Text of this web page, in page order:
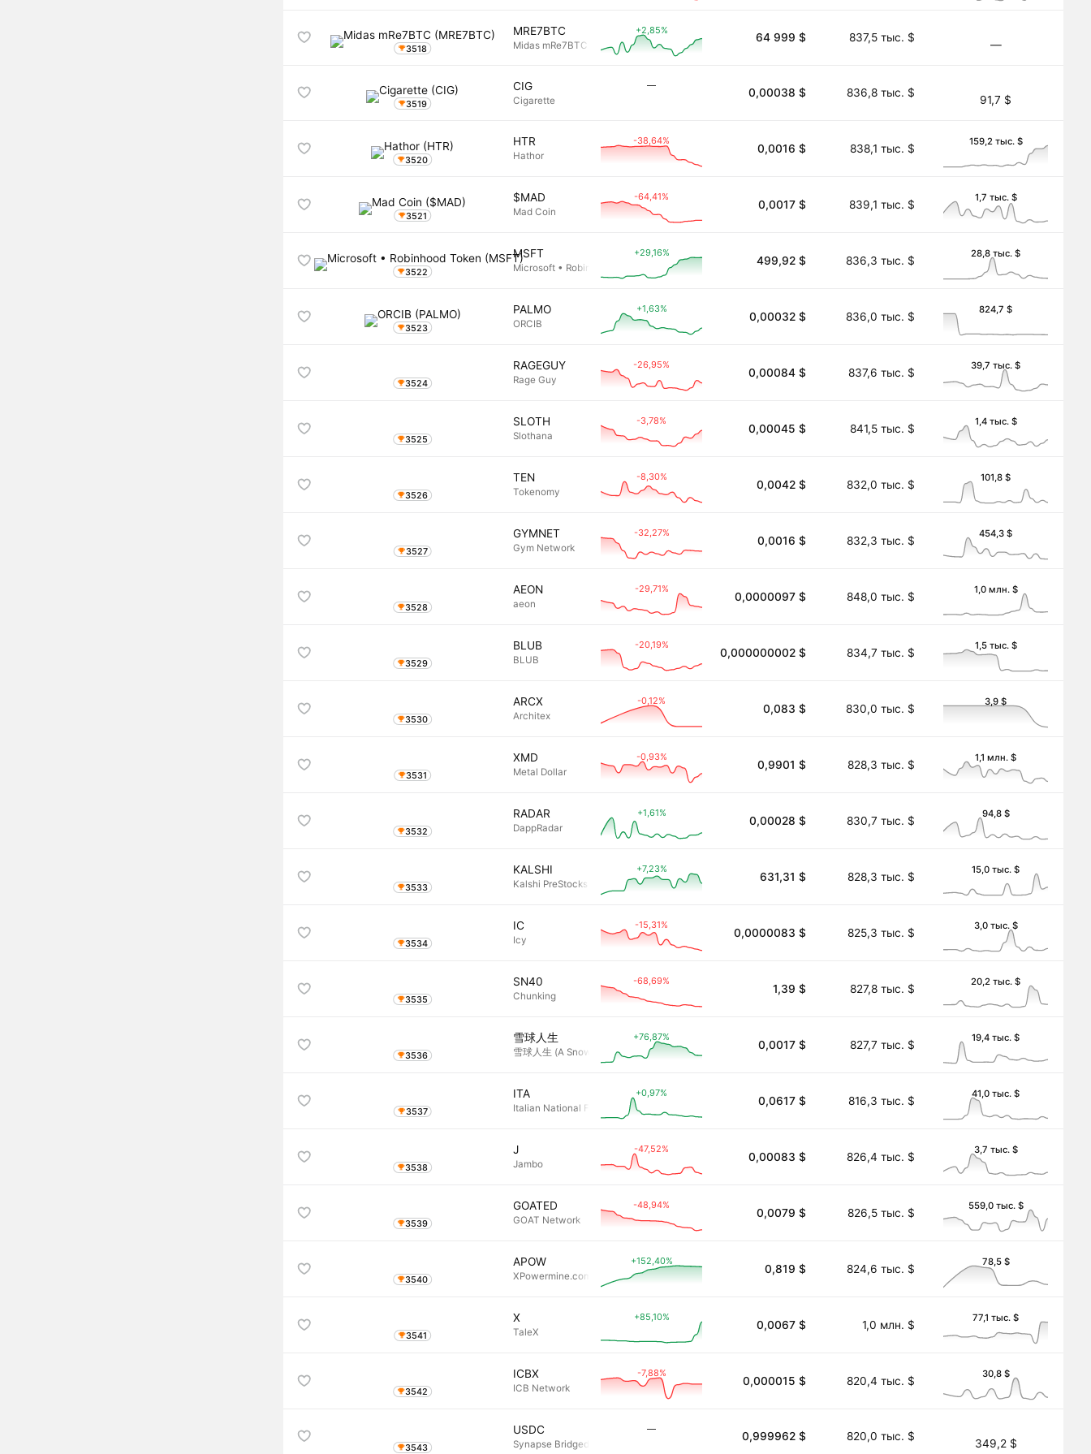
3518
MRE7BTC
Midas mRe7BTC
+2,85%
64 999 $ 837,5 тыс. $
―
3519
CIG
Cigarette
―
0,00038 $ 836,8 тыс. $
91,7 $
3520
HTR
Hathor
-38,64%
0,0016 $ 838,1 тыс. $
159,2 тыс. $
3521
$MAD
Mad Coin
-64,41%
0,0017 $ 839,1 тыс. $
1,7 тыс. $
3522
MSFT
Microsoft • Robinhood Token
+29,16%
499,92 $ 836,3 тыс. $
28,8 тыс. $
3523
PALMO
ORCIB
+1,63%
0,00032 $ 836,0 тыс. $
824,7 $
3524
RAGEGUY
Rage Guy
-26,95%
0,00084 $ 837,6 тыс. $
39,7 тыс. $
3525
SLOTH
Slothana
-3,78%
0,00045 $ 841,5 тыс. $
1,4 тыс. $
3526
TEN
Tokenomy
-8,30%
0,0042 $ 832,0 тыс. $
101,8 $
3527
GYMNET
Gym Network
-32,27%
0,0016 $ 832,3 тыс. $
454,3 $
3528
AEON
aeon
-29,71%
0,0000097 $ 848,0 тыс. $
1,0 млн. $
3529
BLUB
BLUB
-20,19%
0,000000002 $ 834,7 тыс. $
1,5 тыс. $
3530
ARCX
Architex
-0,12%
0,083 $ 830,0 тыс. $
3,9 $
3531
XMD
Metal Dollar
-0,93%
0,9901 $ 828,3 тыс. $
1,1 млн. $
3532
RADAR
DappRadar
+1,61%
0,00028 $ 830,7 тыс. $
94,8 $
3533
KALSHI
Kalshi PreStocks
+7,23%
631,31 $ 828,3 тыс. $
15,0 тыс. $
3534
IC
Icy
-15,31%
0,0000083 $ 825,3 тыс. $
3,0 тыс. $
3535
SN40
Chunking
-68,69%
1,39 $ 827,8 тыс. $
20,2 тыс. $
3536
雪球人生
雪球人生 (A Snowball Life)
+76,87%
0,0017 $ 827,7 тыс. $
19,4 тыс. $
3537
ITA
Italian National Football Team Fan Token
+0,97%
0,0617 $ 816,3 тыс. $
41,0 тыс. $
3538
J
Jambo
-47,52%
0,00083 $ 826,4 тыс. $
3,7 тыс. $
3539
GOATED
GOAT Network
-48,94%
0,0079 $ 826,5 тыс. $
559,0 тыс. $
3540
APOW
XPowermine.com APOW
+152,40%
0,819 $ 824,6 тыс. $
78,5 $
3541
X
TaleX
+85,10%
0,0067 $ 1,0 млн. $
77,1 тыс. $
3542
ICBX
ICB Network
-7,88%
0,000015 $ 820,4 тыс. $
30,8 $
3543
USDC
Synapse Bridged USDC (Elastos)
―
0,999962 $ 820,0 тыс. $
349,2 $